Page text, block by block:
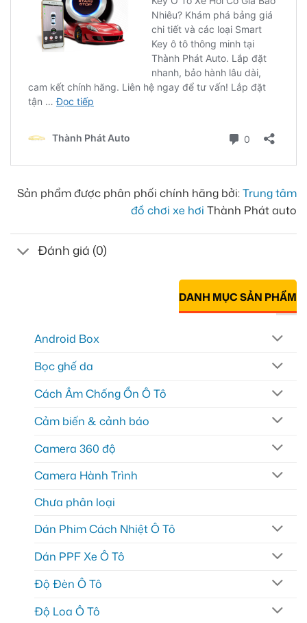
Sản phẩm được phân phối chính hãng bởi:Trung tâm
đồ chơi xe hơi Thành Phát auto
Đánh giá (0)
DANH MỤC SẢN PHẨM
Android Box
Bọc ghế da
Cách Âm Chống Ồn Ô Tô
Cảm biến & cảnh báo
Camera 360 độ
Camera Hành Trình
Chưa phân loại
Dán Phim Cách Nhiệt Ô Tô
Dán PPF Xe Ô Tô
Độ Đèn Ô Tô
Độ Loa Ô Tô